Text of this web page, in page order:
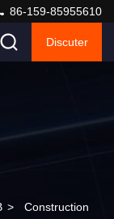
86-159-85955610
Discuter
> Construction